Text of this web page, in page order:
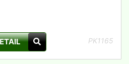
PK1165